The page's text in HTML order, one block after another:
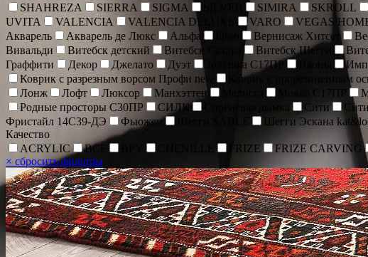
SHAHREZA
SIERRA SIGMA SIMIRA SKROLL
UVITA
VALENCIA VALENCIA DELUXE VARO VEGAS
Акварель
Акварель де Люкс Альфа Вернисаж Хитсет
Вивальди
Витебск детский Витебск Сахара Витебск Шегги
Граффити
Декор Джелато Дуэт Золушка С17ПР
Коврик c разрезным ворсом Профи new
Коврик с прорезиненным
Лонж
Лофт Люксор Манхэттен Мокко С17ПР
Родные просторы С30ПР
СИЛК Сити
Фристайл 14С39-ДЭ
Фьюжен Шегги Эскана
Качество
ACRYLIC
BCF FRIZE FRIZE CARVING
× сбросить фильтры